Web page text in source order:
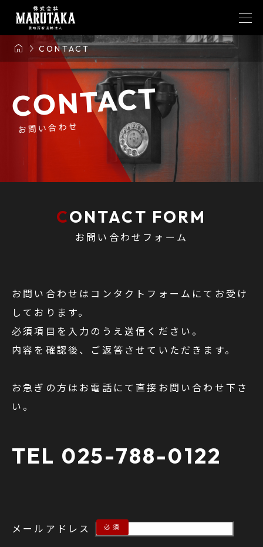
  CONTACT
CONTACT
お問い合わせ
CONTACT FORM
お問い合わせフォーム
お問い合わせはコンタクトフォームにてお受け
しております。
必須項目を入力のうえ送信ください。
内容を確認後、ご返答させていただきます。
お急ぎの方はお電話にて直接お問い合わせ下さ
い。
TEL 025-788-0122
メールアドレス 必須